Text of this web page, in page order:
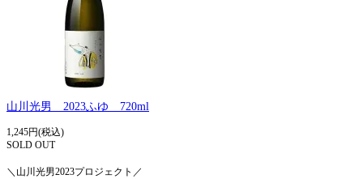
山川光男 2023ふゆ 720ml
1,245円(税込)
SOLD OUT
＼山川光男2023プロジェクト／